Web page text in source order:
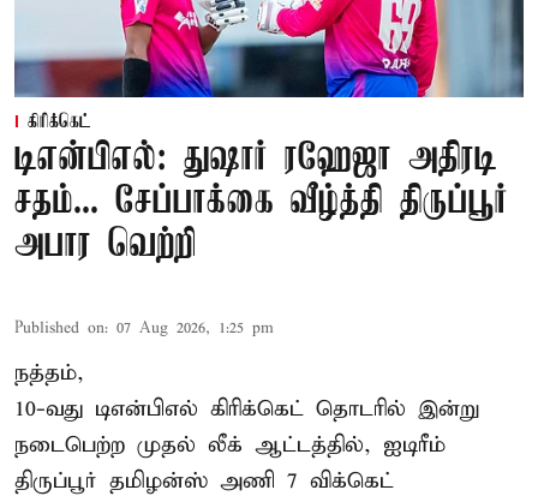
கிரிக்கெட்
டிஎன்பிஎல்: துஷார் ரஹேஜா அதிரடி
சதம்... சேப்பாக்கை வீழ்த்தி திருப்பூர்
அபார வெற்றி
Published on: 07 Aug 2026, 1:25 pm
நத்தம்,
10-வது டிஎன்பிஎல் கிரிக்கெட் தொடரில் இன்று
நடைபெற்ற முதல் லீக் ஆட்டத்தில், ஐடிரீம்
திருப்பூர் தமிழன்ஸ் அணி 7 விக்கெட்